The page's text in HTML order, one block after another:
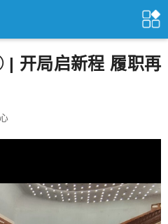
开局启新程 履职再